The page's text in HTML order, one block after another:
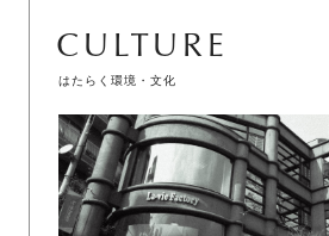
CULTURE
はたらく環境・文化